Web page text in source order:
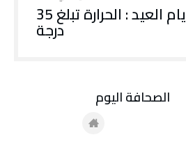
الطقس ثاني أيام العيد : الحرارة تبلغ 35
درجة